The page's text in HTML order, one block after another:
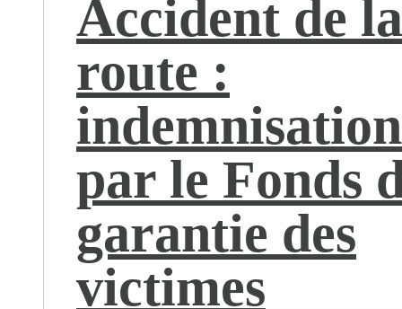
Accident de la
route :
indemnisation
par le Fonds
garantie des
victimes